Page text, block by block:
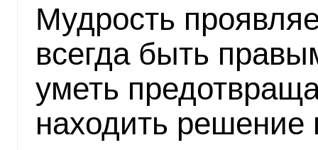
Мудрость
всегда быть
уметь
находить